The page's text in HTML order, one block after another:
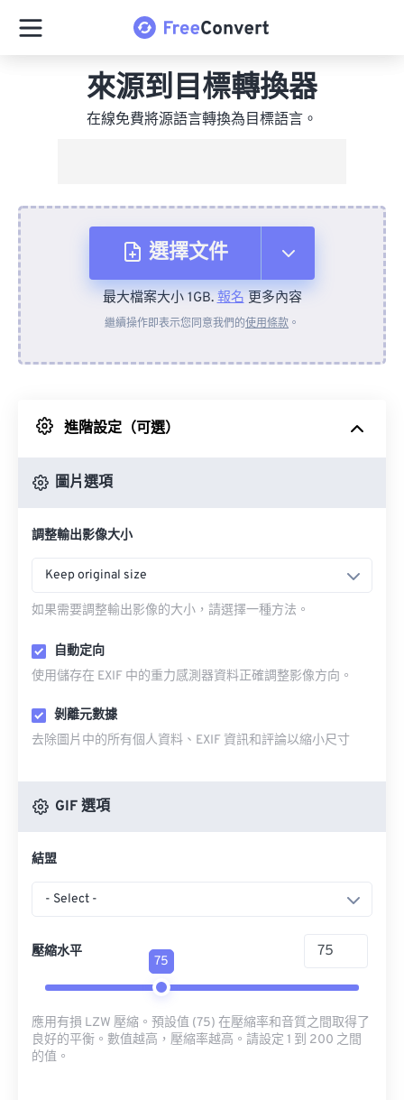
來源到目標轉換器
在線免費將源語言轉換為目標語言。
選擇文件
來自裝置
來自 Google 雲端硬碟
最大檔案大小 1GB.報名更多內容
繼續操作即表示您同意我們的使用條款 。
進階設定（可選）
圖片選項
調整輸出影像大小
Keep original size
如果需要調整輸出影像的大小，請選擇一種方法。
自動定向
使用儲存在 EXIF 中的重力感測器資料正確調整影像方向。
剝離元數據
去除圖片中的所有個人資料、EXIF 資訊和評論以縮小尺寸
GIF 選項
結盟
- Select -
壓縮水平
75
應用有損 LZW 壓縮。預設值 (75) 在壓縮率和音質之間取得了
良好的平衡。數值越高，壓縮率越高。請設定 1 到 200 之間
的值。